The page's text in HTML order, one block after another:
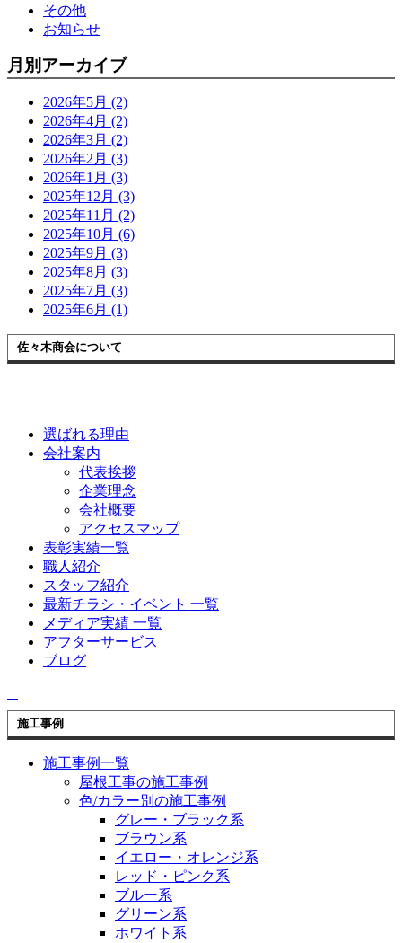
その他
お知らせ
月別アーカイブ
2026年5月 (2)
2026年4月 (2)
2026年3月 (2)
2026年2月 (3)
2026年1月 (3)
2025年12月 (3)
2025年11月 (2)
2025年10月 (6)
2025年9月 (3)
2025年8月 (3)
2025年7月 (3)
2025年6月 (1)
佐々木商会について
選ばれる理由
会社案内
代表挨拶
企業理念
会社概要
アクセスマップ
表彰実績一覧
職人紹介
スタッフ紹介
最新チラシ・イベント 一覧
メディア実績 一覧
アフターサービス
ブログ
施工事例
施工事例一覧
屋根工事の施工事例
色/カラー別の施工事例
グレー・ブラック系
ブラウン系
イエロー・オレンジ系
レッド・ピンク系
ブルー系
グリーン系
ホワイト系